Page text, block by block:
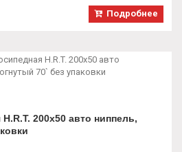
Подробнее
200x50 авто ниппель,